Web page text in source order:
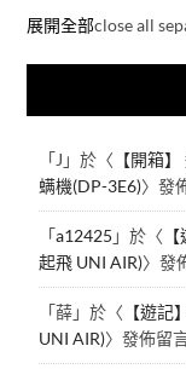
展開全部close all
「J 」於〈 【開箱
螨機(DP-3E6)〉發
「a12425 」於〈
起飛 UNI AIR)〉發
「薛」於〈 【遊
UNI AIR)〉發佈留